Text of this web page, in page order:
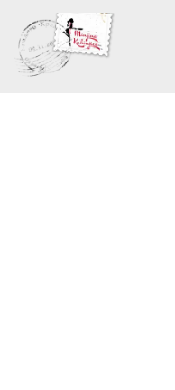
Skoči
na